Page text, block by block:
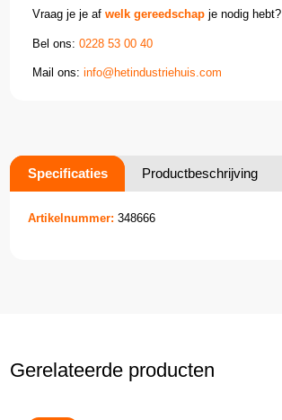
Vraag je je afwelk gereedschap je nodig hebt?
Bel ons:0228 53 00 40
Mail ons:info@hetindustriehuis.com
Specificaties Productbeschrijving
Artikelnummer: 348666
Gerelateerde producten